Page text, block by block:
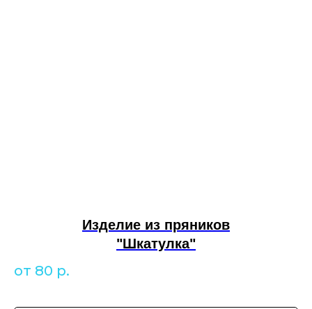
Изделие из пряников
"Шкатулка"
от 80 р.